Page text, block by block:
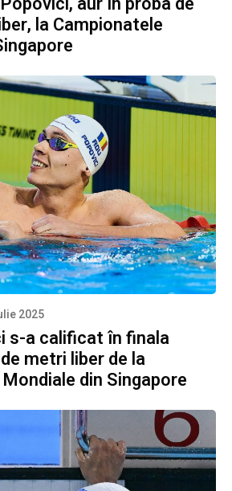
la Campionatele
2025
s-a calificat în finala
metri liber de la
din Singapore